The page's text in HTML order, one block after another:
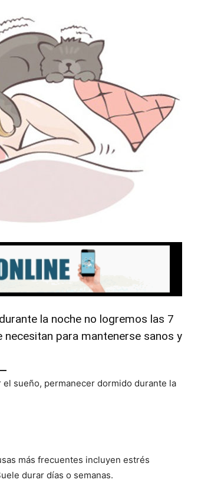
la noche no logremos las 7
para mantenerse sanos y
el sueño, permanecer dormido durante la
más frecuentes incluyen estrés
durar días o semanas.